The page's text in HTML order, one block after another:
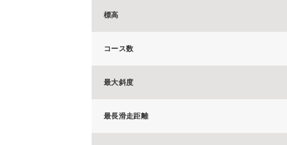
標高
コース数
最大斜度
最長滑走距離